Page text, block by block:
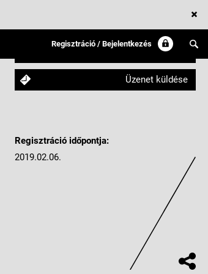
Regisztráció / Bejelentkezés
Követem
Üzenet küldése
Regisztráció időpontja:
2019.02.06.